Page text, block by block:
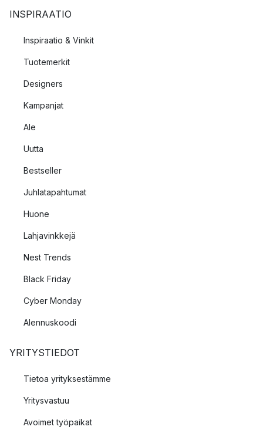
INSPIRAATIO
Inspiraatio & Vinkit
Tuotemerkit
Designers
Kampanjat
Ale
Uutta
Bestseller
Juhlatapahtumat
Huone
Lahjavinkkejä
Nest Trends
Black Friday
Cyber Monday
Alennuskoodi
YRITYSTIEDOT
Tietoa yrityksestämme
Yritysvastuu
Avoimet työpaikat